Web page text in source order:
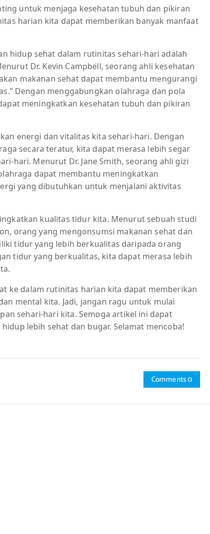
untuk menjaga kesehatan tubuh dan pikiran
harian kita dapat memberikan banyak manfaat
hidup sehat dalam rutinitas sehari-hari adalah
Dr. Kevin Campbell, seorang ahli kesehatan
makanan sehat dapat membantu mengurangi
Dengan menggabungkan olahraga dan pola
meningkatkan kesehatan tubuh dan pikiran
energi dan vitalitas kita sehari-hari. Dengan
secara teratur, kita dapat merasa lebih segar
hari. Menurut Dr. Jane Smith, seorang ahli gizi
dapat membantu meningkatkan
yang dibutuhkan untuk menjalani aktivitas
kualitas tidur kita. Menurut sebuah studi
orang yang mengonsumsi makanan sehat dan
tidur yang lebih berkualitas daripada orang
tidur yang berkualitas, kita dapat merasa lebih
ke dalam rutinitas harian kita dapat memberikan
mental kita. Jadi, jangan ragu untuk mulai
sehari-hari kita. Semoga artikel ini dapat
lebih sehat dan bugar. Selamat mencoba!
Comments 0